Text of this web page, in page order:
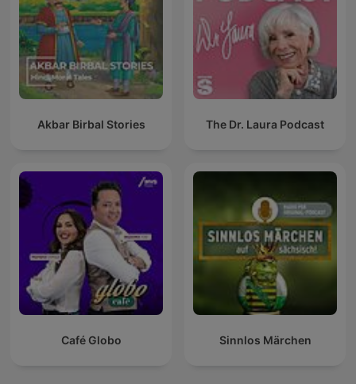
Akbar Birbal Stories The Dr. Laura Podcast
Café Globo Sinnlos Märchen